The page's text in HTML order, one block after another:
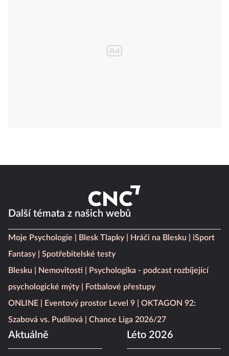
Další témata z našich webů
Moje Psychologie Blesk Tlapky Hráči na Blesku
iSport
Fantasy
Spotřebitelské testy
Blesku
Nemovitosti
Psychologika - podcast rozbíjející
psychologické mýty
Fotbalové přestupy
ONLINE
Eventový prostor Level 9
OKTAGON 92:
Szabová vs. Pudilová
Chance Liga 2026/27
Aktuálně Léto 2026